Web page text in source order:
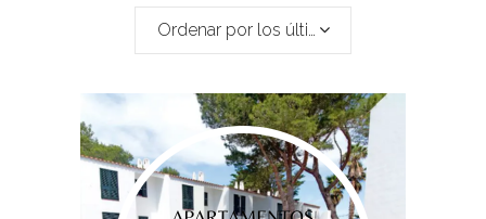
Ordenar por los últimos